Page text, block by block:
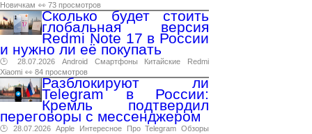
Новичкам 👀 73 просмотров
Сколько будет стоить
глобальная версия
Redmi Note 17 в России
и нужно ли её покупать
🕑 28.07.2026 Android Смартфоны Китайские
Redmi
Xiaomi 👀 84 просмотров
Разблокируют ли
Telegram в России:
Кремль подтвердил
переговоры с мессенджером
🕑 28.07.2026 Apple Интересное Про Telegram Обзоры